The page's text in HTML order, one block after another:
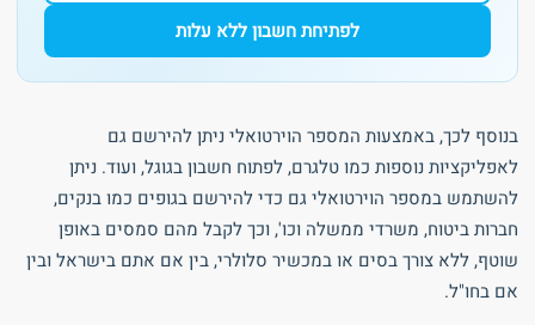
לפתיחת חשבון ללא עלות
בנוסף לכך, באמצעות המספר הוירטואלי ניתן להירשם גם
לאפליקציות נוספות כמו טלגרם, לפתוח חשבון בגוגל, ועוד. ניתן
להשתמש במספר הוירטואלי גם כדי להירשם בגופים כמו בנקים,
חברות ביטוח, משרדי ממשלה וכו', וכך לקבל מהם סמסים באופן
שוטף, ללא צורך בסים או במכשיר סלולרי, בין אם אתם בישראל ובין
אם בחו"ל.